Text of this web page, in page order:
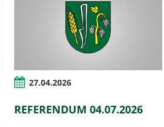
27.04.2026
REFERENDUM 04.07.2026